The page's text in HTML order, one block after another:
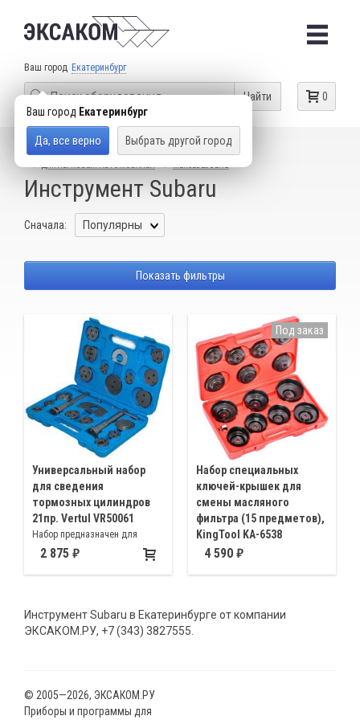
Ваш город Екатеринбург
Ваш город Екатеринбург
Да, все верно Выбрать другой город
0
Найти
КАТАЛОГ ТОВАРОВ
СПЕЦИАЛЬНЫЙ ИНСТРУМЕНТ
Сначала:
Инструмент Subaru
Показать фильтры
Универсальный набор
для сведения
тормозных цилиндров
21пр. Vertul VR50061
Набор предназначен для
вдавливания поршней
Volkswagen, Opel, Audi, Ford,
Honda, Subaru, Mazda, Nissan,
2 875
Набор специальных
ключей-крышек для
смены масляного
фильтра (15 предметов),
KingTool KA-6538
Съёмники-чашки из прочного
∅ 74, 76мм, 76/14 ∅ 76мм,
4 590
Под заказ
Инструмент Subaru в Екатеринбурге от компании
ЭКСАКОМ.РУ, +7 (343) 3827555.
© 2005—2026, ЭКСАКОМ.РУ
Приборы и программы для